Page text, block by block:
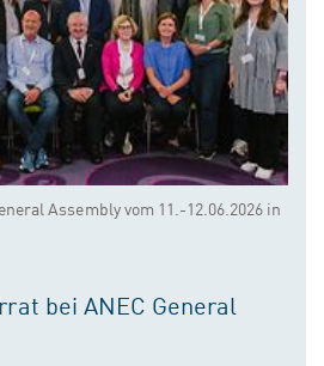
Assembly vom 11.-12.06.2026 in
bei ANEC General